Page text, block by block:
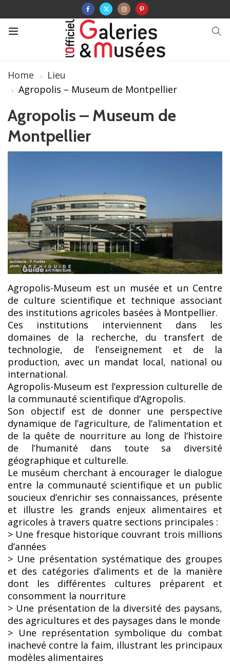
Home
Lieu
Agropolis – Museum de Montpellier
Agropolis – Museum de
Montpellier
Agropolis-Museum est un musée et un Centre
de culture scientifique et technique associant
des institutions agricoles basées à Montpellier.
Ces institutions interviennent dans les
domaines de la recherche, du transfert de
technologie, de l’enseignement et de la
production, avec un mandat local, national ou
international.
Agropolis-Museum est l’expression culturelle de
la communauté scientifique d’Agropolis.
Son objectif est de donner une perspective
dynamique de l’agriculture, de l’alimentation et
de la quête de nourriture au long de l’histoire
de l’humanité dans toute sa diversité
géographique et culturelle.
Le muséum cherchant à encourager le dialogue
entre la communauté scientifique et un public
soucieux d’enrichir ses connaissances, présente
et illustre les grands enjeux alimentaires et
agricoles à travers quatre sections principales :
> Une fresque historique couvrant trois millions
d’années
> Une présentation systématique des groupes
et des catégories d’aliments et de la manière
dont les différentes cultures préparent et
consomment la nourriture
> Une présentation de la diversité des paysans,
des agricultures et des paysages dans le monde
> Une représentation symbolique du combat
inachevé contre la faim, illustrant les principaux
modèles alimentaires